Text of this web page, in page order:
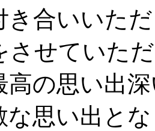
き合いいた
させていた
高の思い出
な思い出と